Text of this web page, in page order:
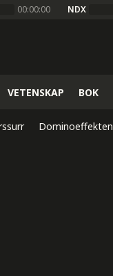
00:00:00 NDX
VETENSKAP BOK
Dominoeffekten